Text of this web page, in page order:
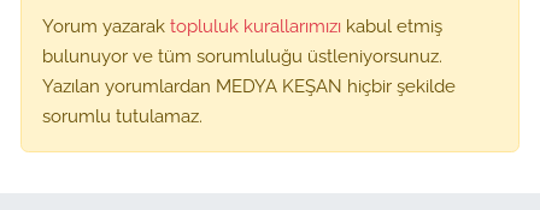
Yorum yazarak topluluk kurallarımızı kabul etmiş
bulunuyor ve tüm sorumluluğu üstleniyorsunuz.
Yazılan yorumlardan MEDYA KEŞAN hiçbir şekilde
sorumlu tutulamaz.